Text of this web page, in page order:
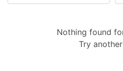
Nothing found
Try